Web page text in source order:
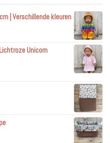
| Verschillende kleuren
Unicorn